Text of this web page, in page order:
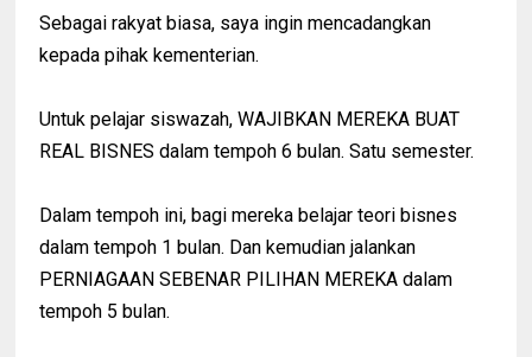
Sebagai rakyat biasa, saya ingin mencadangkan
kepada pihak kementerian.
Untuk pelajar siswazah, WAJIBKAN MEREKA BUAT
REAL BISNES dalam tempoh 6 bulan. Satu semester.
Dalam tempoh ini, bagi mereka belajar teori bisnes
dalam tempoh 1 bulan. Dan kemudian jalankan
PERNIAGAAN SEBENAR PILIHAN MEREKA dalam
tempoh 5 bulan.